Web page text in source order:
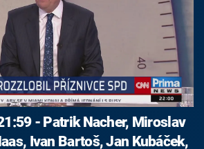
- Patrik Nacher, Miroslav
Ivan Bartoš, Jan Kubáček,